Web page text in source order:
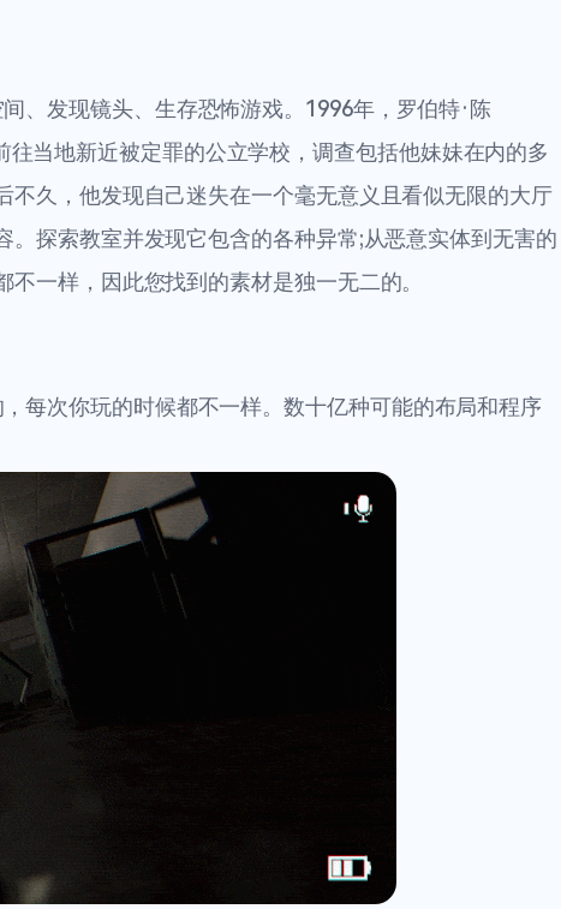
、发现镜头、生存恐怖游戏。1996年，罗伯特·陈
往当地新近被定罪的公立学校，调查包括他妹妹在内的多
不久，他发现自己迷失在一个毫无意义且看似无限的大厅
。探索教室并发现它包含的各种异常;从恶意实体到无害的
一样，因此您找到的素材是独一无二的。
每次你玩的时候都不一样。数十亿种可能的布局和程序